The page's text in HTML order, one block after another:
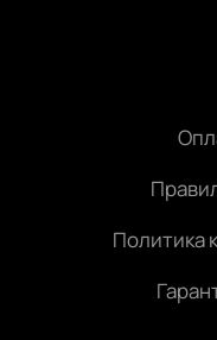
Политика